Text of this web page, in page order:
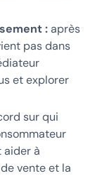
:après
pas dans
et explorer
sur qui
aider à
vente et la